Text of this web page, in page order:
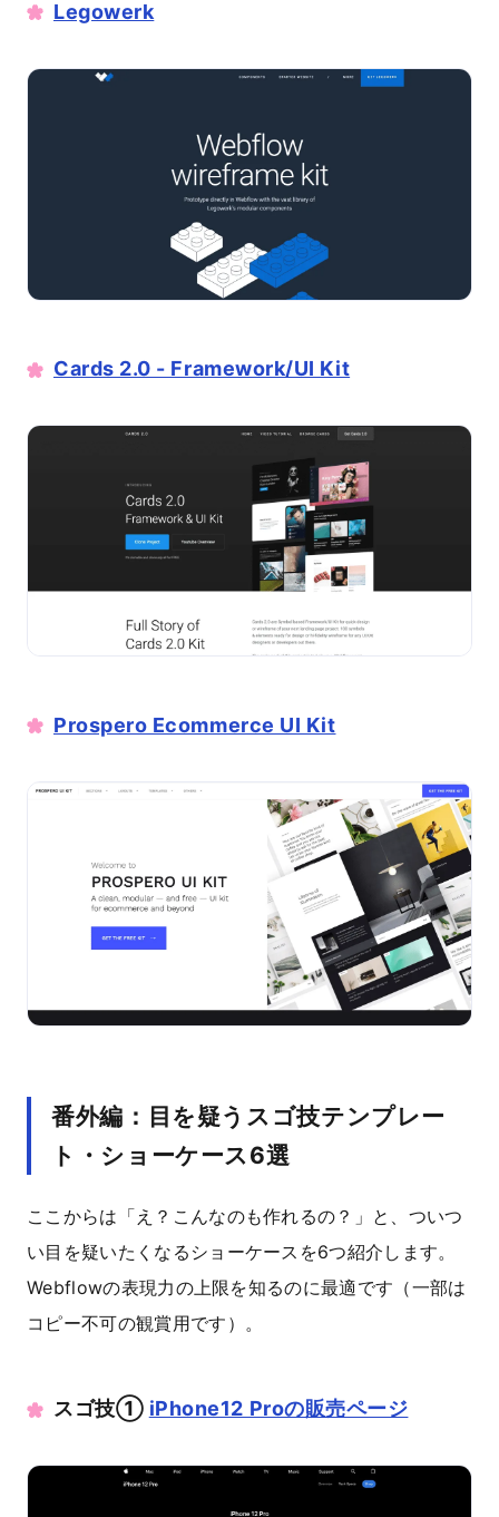
Legowerk
Cards 2.0 - Framework/UI Kit
Prospero Ecommerce UI Kit
番外編：目を疑うスゴ技テンプレー
ト・ショーケース6選
ここからは「え？こんなのも作れるの？」と、ついつ
い目を疑いたくなるショーケースを6つ紹介します。
Webflowの表現力の上限を知るのに最適です（一部は
コピー不可の観賞用です）。
スゴ技① ‍ iPhone12 Proの販売ページ